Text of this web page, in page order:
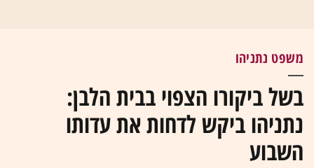
משפט נתניהו
בשל ביקורו הצפוי בבית הלבן:
נתניהו ביקש לדחות את עדותו
השבוע